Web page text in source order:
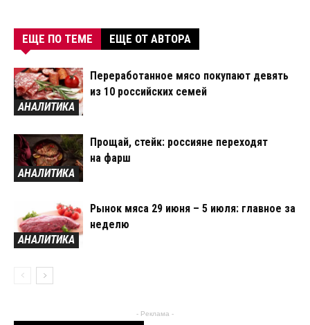
ЕЩЕ ПО ТЕМЕ ЕЩЕ ОТ АВТОРА
АНАЛИТИКА
Переработанное мясо покупают девять
из 10 российских семей
АНАЛИТИКА
Прощай, стейк: россияне переходят
на фарш
АНАЛИТИКА
Рынок мяса 29 июня – 5 июля: главное за
неделю
- Реклама -